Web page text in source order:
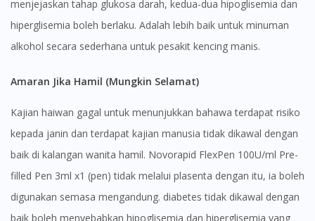
menjejaskan tahap glukosa darah, kedua-dua hipoglisemia dan
hiperglisemia boleh berlaku. Adalah lebih baik untuk minuman
alkohol secara sederhana untuk pesakit kencing manis.
Amaran Jika Hamil (Mungkin Selamat)
Kajian haiwan gagal untuk menunjukkan bahawa terdapat risiko
kepada janin dan terdapat kajian manusia tidak dikawal dengan
baik di kalangan wanita hamil. Novorapid FlexPen 100U/ml Pre-
filled Pen 3ml x1 (pen) tidak melalui plasenta dengan itu, ia boleh
digunakan semasa mengandung. diabetes tidak dikawal dengan
baik boleh menyebabkan hipoglisemia dan hiperglisemia yang